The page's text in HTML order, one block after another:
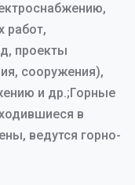
работ,
проекты
сооружения),
и др.;Горные
в
ведутся горно-